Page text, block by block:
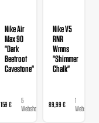
Nike Air
Max 90
"Dark
Beetroot
Cavestone"
159 €
5
Webshops
Nike V5
RNR
Wmns
"Shimmer
Chalk"
89,99 €
1
Webshop